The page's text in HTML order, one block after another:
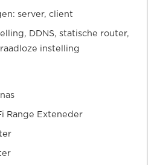
server, client
DDNS, statische router,
instelling
Range Exteneder